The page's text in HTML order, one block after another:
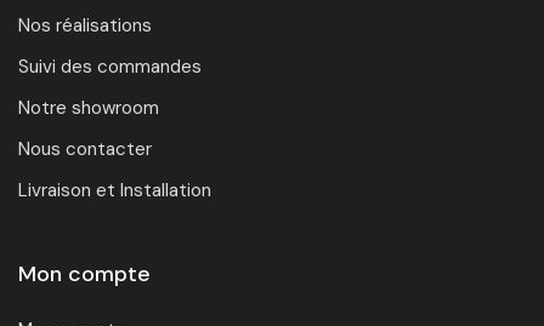
Nos réalisations
Suivi des commandes
Notre showroom
Nous contacter
Livraison et Installation
Mon compte